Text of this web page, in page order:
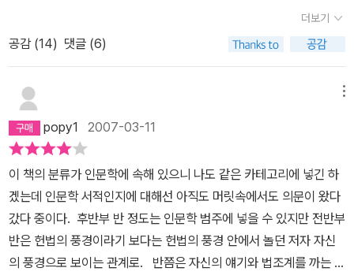
사하고도 별로 전문성이 없다는 일말의 부끄러움을 가진 내게 동류의
식을 갖게도 한다. <인정한다, 그러나>와 <그럼에도 불구하고>의 법
것인지를 적고 있다. 현실이 <그러함에도 불구하고> 지켜야 할 것이
인권 아닌가? 세상에서 가장 소중한 것은 '사람'이다. 사람이 꽃보다
아름답다고 했고, 그 사람은 꽃으로도 때려서는 안 된다고 했지 않은
가. 국가의 이름으로 횡포를 부리고, 권력의 이름으로 세상을 컴컴하
게 만들던 과거와, 아직도 세상을 덮고 있는 쇠항아리를 찢으려는 한
비주류 법학자의 이야기는 법학을 전공하지 않은 내가, 그리고 세상
을 삐딱한 눈으로 바라보는 내가 읽기에 제법 재미있는 책이었다. 다
시 공공의 적 이야기로 돌아가면, 우리 현실에선 그런 똥고집을 가진
뻗쳐 자세로 고개를 처박고 있다.위풍당당 선도부들의 머리 위에는
교문 전체를 덮어 쓸 만한 플랫카드가 하나 걸려있다.' 경축!! 00고
등학교 00년도 졸업생 개똥이, 소똥이,말똥이,새똥이 00차 사법고시
합격 ' 선생님들이 엎드려 있는 학생들에게 말한다. '너희들 자랑스런
선배들은 저렇게 잘나가는데 니들은 도대체 정신이 있냐 없냐.그 썩
어빠진 정신상태로 뭘하겠다는거냐 ? 전부 일어나! 지금부터 운동장
끝까지 선착순 1명!! '대한민국이 생겨나고 나서 아니 일제시대때부터
사법고시는 국가가 인정하는 최고의 시험이었다. 옛날에 시골에선 한
마을에서 사법고시 합격하면 군수,경찰서장 이런 사람들이 집까지 찾
아와서 축하인사를 하고 갔다고 한다. 고시에 합격하면 비록 나이가
어리더라도 '영감'이 되었다고 한다.어린 시절 그게 도대체 이해가 되
지 않았다. 영감은 할머니가 부르는 할아버지 호칭인데 왜 20대 젊은
더보기
공감 (14) 댓글 (6)
popy1 2007-03-11
이 책의 분류가 인문학에 속해 있으니 나도 같은 카테고리에 넣긴 하
겠는데 인문학 서적인지에 대해선 아직도 머릿속에서도 의문이 왔다
갔다 중이다. 후반부 반 정도는 인문학 범주에 넣을 수 있지만 전반부
반은 헌법의 풍경이라기 보다는 헌법의 풍경 안에서 놀던 저자 자신
의 풍경으로 보이는 관계로. 반쯤은 자신의 얘기와 법조계를 까는 에